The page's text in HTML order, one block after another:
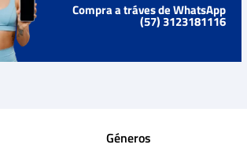
Compra a tráves de WhatsApp
(57) 3123181116
Géneros